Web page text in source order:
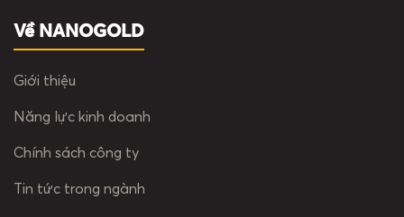
Về NANOGOLD
Giới thiệu
Năng lực kinh doanh
Chính sách công ty
Tin tức trong ngành